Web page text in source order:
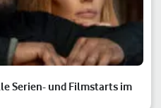
Serien- und Filmstarts im